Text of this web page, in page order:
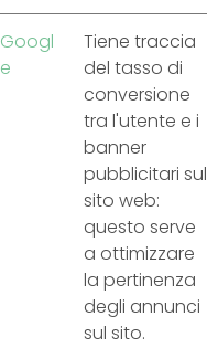
Googl
e
Tiene traccia
del tasso di
conversione
tra l'utente e i
banner
pubblicitari sul
sito web:
questo serve
a ottimizzare
la pertinenza
degli annunci
sul sito.